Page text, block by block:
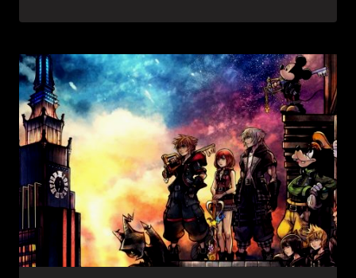
IN
ARRIVO
SU
SWITCH